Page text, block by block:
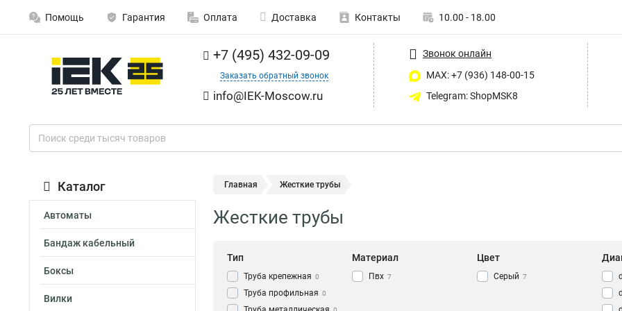
Помощь Гарантия Оплата Доставка Контакты 10.00 - 18.00
+7 (495) 432-09-09
Заказать обратный звонок
info@IEK-Moscow.ru
Звонок онлайн
MAX: +7 (936) 148-00-15
Telegram: ShopMSK8
Каталог
Автоматы
Бандаж кабельный
Боксы
Вилки
Главная Жесткие трубы
Жесткие трубы
Тип
Труба крепежная 0
Труба профильная 0
Материал
Пвх 7
Цвет
Серый 7